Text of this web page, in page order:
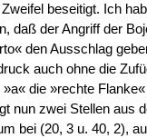
beseitigt. Ich
daß der Angriff der
den Ausschlag
auch ohne die
»a« die »rechte
nun zwei Stellen aus
bei (20, 3 u. 40, 2),